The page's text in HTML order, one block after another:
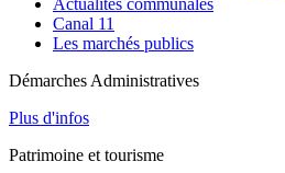
Actualités communales
Canal 11
Les marchés publics
Démarches Administratives
Plus d'infos
Patrimoine et tourisme